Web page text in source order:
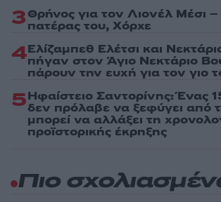
3Θρήνος για τον Λιονέλ Μέσι
πατέρας του, Χόρχε
4Ελίζαμπεθ Ελέτσι και
πήγαν στον Άγιο Νεκτάριο
πάρουν την ευχή για τον γιο
5Ηφαίστειο Σαντορίνης: Ένας
δεν πρόλαβε να ξεφύγει από
μπορεί να αλλάξει τη
προϊστορικής έκρηξης
Πιο